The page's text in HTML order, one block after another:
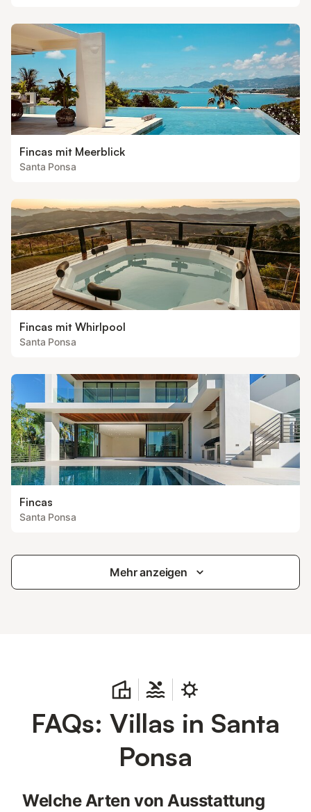
Fincas mit Meerblick
Santa Ponsa
Fincas mit Whirlpool
Santa Ponsa
Fincas
Santa Ponsa
Mehr anzeigen
FAQs: Villas in Santa
Ponsa
Welche Arten von Ausstattung